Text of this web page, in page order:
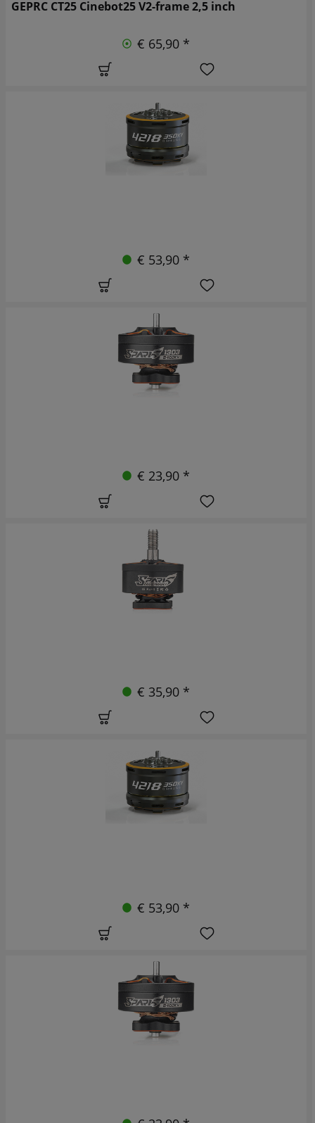
GEPRC CT25 Cinebot25 V2-frame 2,5 inch
€ 65,90 *
€ 53,90 *
€ 23,90 *
€ 35,90 *
€ 53,90 *